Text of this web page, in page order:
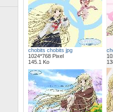
chobits chobits jpg
1024*768 Pixel
145.1 Ko